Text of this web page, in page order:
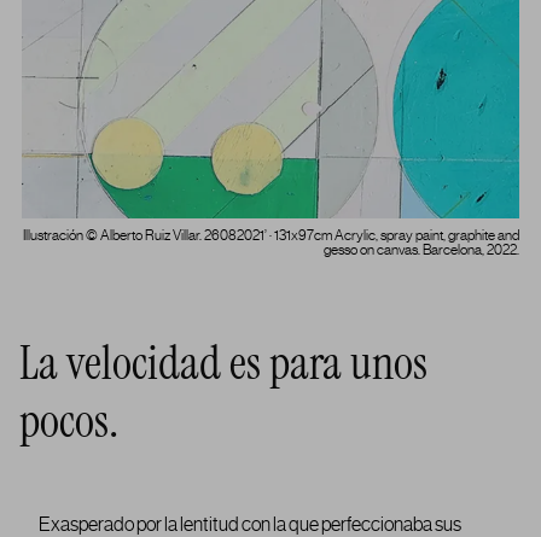
Illustración © Alberto Ruiz Villar. 26082021’ · 131x97cm Acrylic, spray paint, graphite and
gesso on canvas. Barcelona, 2022.
La velocidad es para unos
pocos.
Exasperado por la lentitud con la que perfeccionaba sus